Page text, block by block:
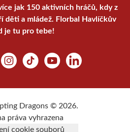
jak 150 aktivních hráčů, kdy z
děti a mládež. Florbal Havlíčkův
je tu pro tebe!
Instagram
TikTok YouTubeLinkedIn
Dragons © 2026.
práva vyhrazena
cookie souborů